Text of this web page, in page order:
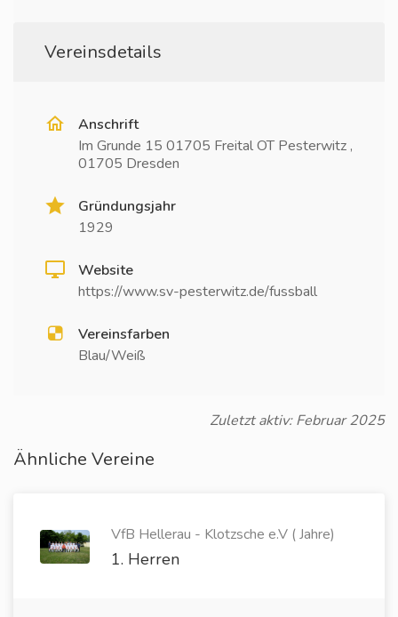
Vereinsdetails
Anschrift
Im Grunde 15 01705 Freital OT Pesterwitz ,
01705 Dresden
Gründungsjahr
1929
Website
https://www.sv-pesterwitz.de/fussball
Vereinsfarben
Blau/Weiß
Zuletzt aktiv: Februar 2025
Ähnliche Vereine
VfB Hellerau - Klotzsche e.V ( Jahre)
1. Herren